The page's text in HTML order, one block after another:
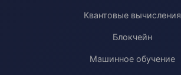
Квантовые вычисления
Блокчейн
Машинное обучение